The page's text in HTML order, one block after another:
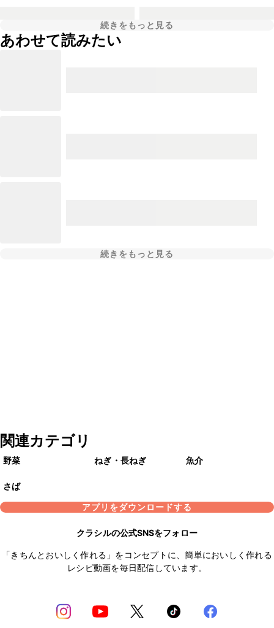
続きをもっと見る
あわせて読みたい
続きをもっと見る
関連カテゴリ
野菜 ねぎ・長ねぎ 魚介
さば
アプリをダウンロードする
クラシルの公式SNSをフォロー
「きちんとおいしく作れる」をコンセプトに、簡単においしく作れる
レシピ動画を毎日配信しています。